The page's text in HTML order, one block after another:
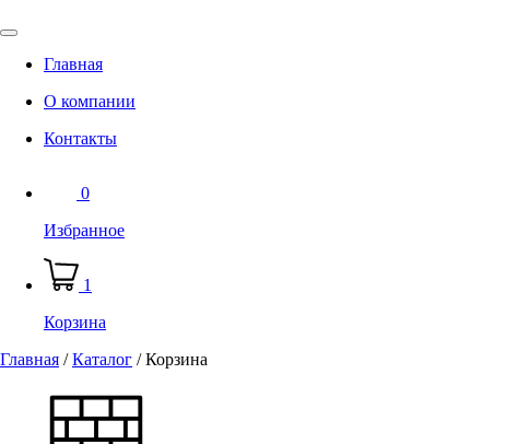
Главная
О компании
Контакты
0
Избранное
1
Корзина
Главная /Каталог /Корзина